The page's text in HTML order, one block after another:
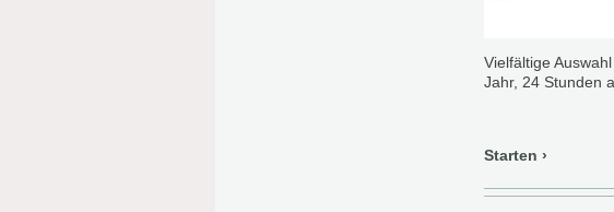
Vielfältige
Jahr, 24 Stunden
Starten